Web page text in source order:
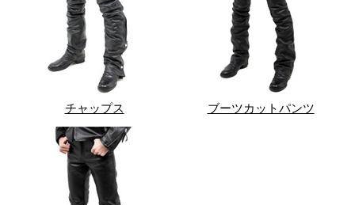
チャップス ブーツカットパンツ